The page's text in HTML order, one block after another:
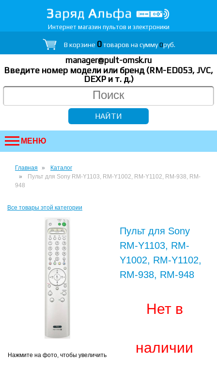
Интернет магазин пультов и электроники
В корзине 0товаров на сумму0руб.
manager@pult-omsk.ru
Введите номер модели или бренд (RM-ED053, JVC,
DEXP и т. д.)
МЕНЮ
Главная
Каталог
Пульт для Sony RM-Y1103, RM-Y1002, RM-Y1102, RM-938, RM-
948
Все товары этой категории
Нажмите на фото, чтобы увеличить
Пульт для Sony
RM-Y1103, RM-
Y1002, RM-Y1102,
RM-938, RM-948
Нет в
наличии